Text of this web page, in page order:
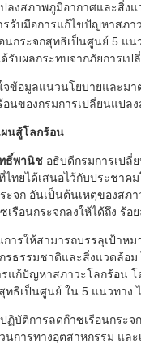
ลงสภาพภูมิอากาศและสิ่ง
รับมือการแก้ไขปัญหาสภา
นกระจกสุทธิเป็นศูนย์ 5 แ
ด้รับผลกระทบจากภัยการเ
จข้อมูลแนวนโยบายและม
อนของกรมการเปลี่ยนแป
นสู้โลกร้อน
ธิ์พานิช อธิบดีกรมการเปลี่
ไทยได้เสนอไว้กับประชาค
ะจก อันเป็นต้นเหตุของสภ
เรือนกระจกลงให้ได้ถึง ร้
การให้สามารถบรรลุเป้าห
รธรรมชาติและสิ่งแวดล้อ
แก้ปัญหาสภาวะโลกร้อน โ
ทธิเป็นศูนย์ ใน 5 แนวทาง
ฏิบัติการลดก๊าซเรือนกระ
นการทางอุตสาหกรรม และ